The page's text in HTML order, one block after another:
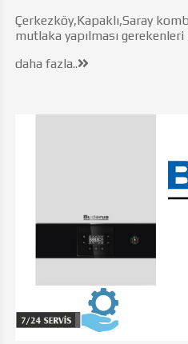
Çerkezköy,Kapaklı,Saray
mutlaka yapılması
daha fazla..